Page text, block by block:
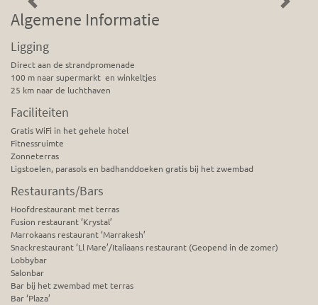
Previous Next
Algemene Informatie
Ligging
Direct aan de strandpromenade
100 m naar supermarkt en winkeltjes
25 km naar de luchthaven
Faciliteiten
Gratis WiFi in het gehele hotel
Fitnessruimte
Zonneterras
Ligstoelen, parasols en badhanddoeken gratis bij het zwembad
Restaurants/Bars
Hoofdrestaurant met terras
Fusion restaurant ‘Krystal’
Marrokaans restaurant ‘Marrakesh’
Snackrestaurant ‘Ll Mare’/Italiaans restaurant (Geopend in de zomer)
Lobbybar
Salonbar
Bar bij het zwembad met terras
Bar ‘Plaza’